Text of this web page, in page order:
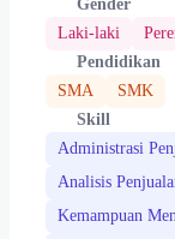
Gender
Laki-laki
Pendidikan
SMA
SMK
Skill
Administrasi
Analisis
Kemampuan